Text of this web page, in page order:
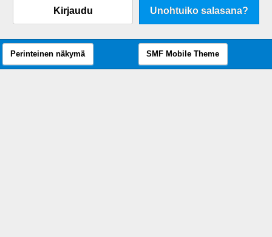
Kirjaudu Unohtuiko salasana?
Perinteinen näkymä SMF Mobile Theme